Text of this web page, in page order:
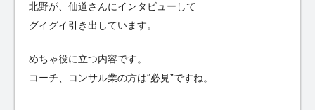
北野が、仙道さんにインタビューして
グイグイ引き出しています。
めちゃ役に立つ内容です。
コーチ、コンサル業の方は“必見”ですね。